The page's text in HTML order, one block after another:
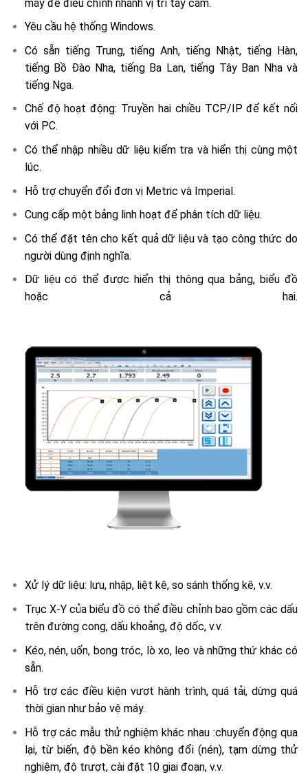
máy để điều chỉnh nhanh vị trí tay cầm.
Yêu cầu hệ thống Windows.
Có sẵn tiếng Trung, tiếng Anh, tiếng Nhật, tiếng Hàn,
tiếng Bồ Đào Nha, tiếng Ba Lan, tiếng Tây Ban Nha và
tiếng Nga.
Chế độ hoạt động: Truyền hai chiều TCP/IP để kết nối
với PC.
Có thể nhập nhiều dữ liệu kiểm tra và hiển thị cùng một
lúc.
Hỗ trợ chuyển đổi đơn vị Metric và Imperial.
Cung cấp một bảng linh hoạt để phân tích dữ liệu.
Có thể đặt tên cho kết quả dữ liệu và tạo công thức do
người dùng định nghĩa.
Dữ liệu có thể được hiển thị thông qua bảng, biểu đồ
hoặc cả hai.
Xử lý dữ liệu: lưu, nhập, liệt kê, so sánh thống kê, v.v.
Trục X-Y của biểu đồ có thể điều chỉnh bao gồm các dấu
trên đường cong, dấu khoảng, độ dốc, v.v.
Kéo, nén, uốn, bong tróc, lò xo, leo và những thứ khác có
sẵn.
Hỗ trợ các điều kiện vượt hành trình, quá tải, dừng quá
thời gian như bảo vệ máy.
Hỗ trợ các mẫu thử nghiệm khác nhau :chuyển động qua
lại, từ biến, độ bền kéo không đổi (nén), tạm dừng thử
nghiệm, độ trượt, cài đặt 10 giai đoạn, v.v.